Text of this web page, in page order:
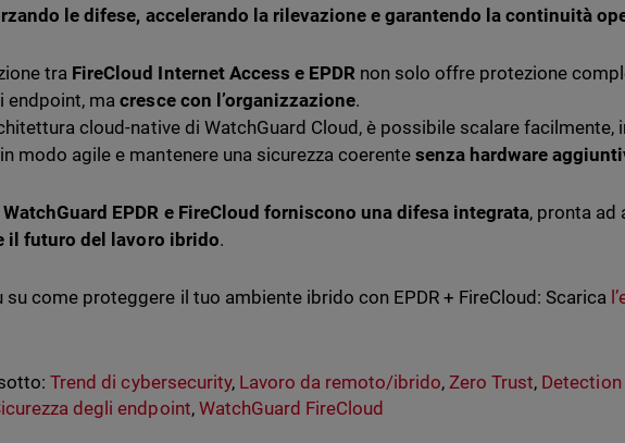
le difese, accelerando la rilevazione e garantendo la continuità
tra FireCloud Internet Access e EPDRnon solo offre protezione
endpoint, macresce con l’organizzazione.
cloud-native di WatchGuard Cloud, è possibile scalare facilmente,
modo agile e mantenere una sicurezza coerentesenza hardware
WatchGuard EPDR e FireCloud forniscono una difesa integrata, pronta ad
il futuro del lavoro ibrido.
su come proteggere il tuo ambiente ibrido con EPDR + FireCloud: Scarica
Trend di cybersecurity, Lavoro da remoto/ibrido,Zero Trust, Detection
degli endpoint, WatchGuard FireCloud